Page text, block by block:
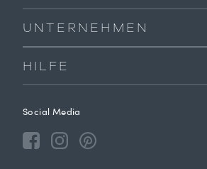
UNTERNEHMEN
HILFE
Social Media